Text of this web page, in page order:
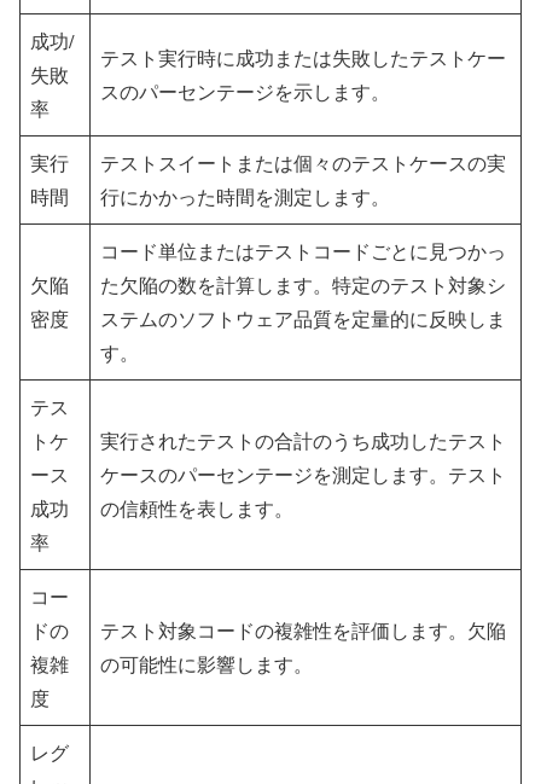
成功/
失敗
率
テスト実行時に成功または失敗したテストケー
スのパーセンテージを示します。
実行
時間
テストスイートまたは個々のテストケースの実
行にかかった時間を測定します。
欠陥
密度
コード単位またはテストコードごとに見つかっ
た欠陥の数を計算します。特定のテスト対象シ
ステムのソフトウェア品質を定量的に反映しま
す。
テス
トケ
ース
成功
率
実行されたテストの合計のうち成功したテスト
ケースのパーセンテージを測定します。テスト
の信頼性を表します。
コー
ドの
複雑
度
テスト対象コードの複雑性を評価します。欠陥
の可能性に影響します。
レグ